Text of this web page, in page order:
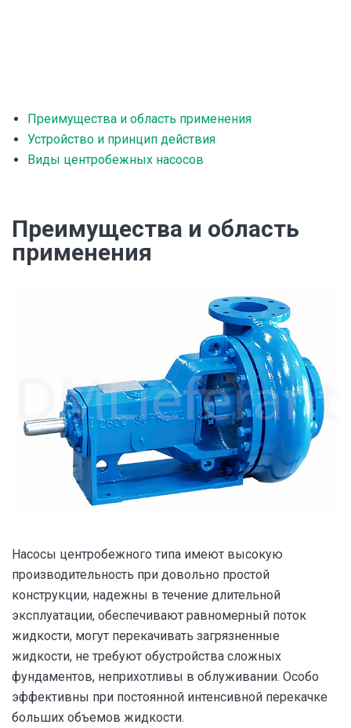
Преимущества и область применения
Устройство и принцип действия
Виды центробежных насосов
Преимущества и область
применения
Насосы центробежного типа имеют высокую
производительность при довольно простой
конструкции, надежны в течение длительной
эксплуатации, обеспечивают равномерный поток
жидкости, могут перекачивать загрязненные
жидкости, не требуют обустройства сложных
фундаментов, неприхотливы в облуживании. Особо
эффективны при постоянной интенсивной перекачке
больших объемов жидкости.